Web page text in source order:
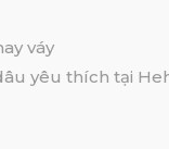
váy
yêu thích tại